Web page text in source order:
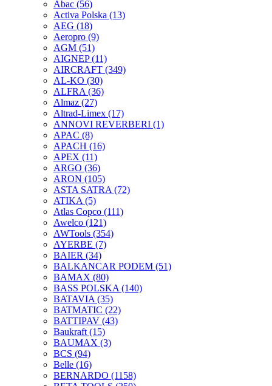
Abac (56)
Activa Polska (13)
AEG (18)
Aeropro (9)
AGM (51)
AIGNEP(11)
AIRCRAFT (349)
AL-KO (30)
ALFRA (36)
Almaz (27)
Altrad-Limex (17)
ANNOVI REVERBERI (1)
APAC (8)
APACH (16)
APEX (11)
ARGO (36)
ARON (105)
ASTA SATRA (72)
ATIKA (5)
Atlas Copco (111)
Awelco (121)
AWTools (354)
AYERBE (7)
BAIER (34)
BALKANCAR PODEM (51)
BAMAX (80)
BASS POLSKA (140)
BATAVIA (35)
BATMATIC (22)
BATTIPAV (43)
Baukraft (15)
BAUMAX (3)
BCS (94)
Belle (16)
BERNARDO (1158)